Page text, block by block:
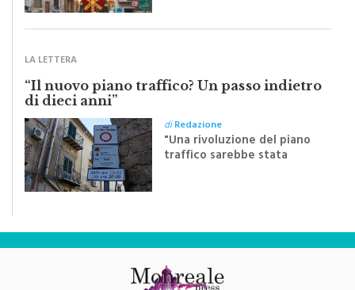
Sapienza all'indomani della
LA LETTERA
“Il nuovo piano traffico? Un passo indietro
di dieci anni”
diRedazione
"Una rivoluzione del piano